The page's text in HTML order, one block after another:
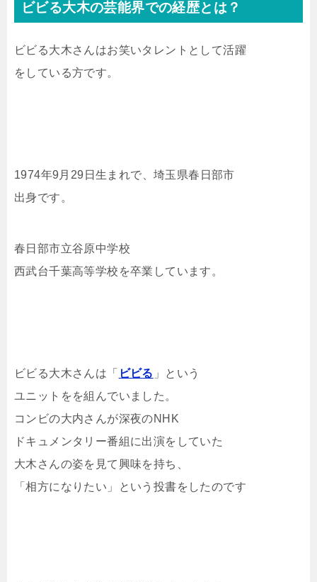
ビビる大木の芸能界での経歴とは？
ビビる大木さんはお笑いタレントとして活躍
をしている方です。
1974年9月29日生まれで、埼玉県春日部市
出身です。
春日部市立谷原中学校
西武台千葉高等学校を卒業しています。
ビビる大木さんは「 ビビる 」という
ユニットをを組んでいました。
コンビの大内さんが深夜のNHK
ドキュメンタリー番組に出演をしていた
大木さんの姿を見て興味を持ち、
「相方になりたい」という投書をしたのです